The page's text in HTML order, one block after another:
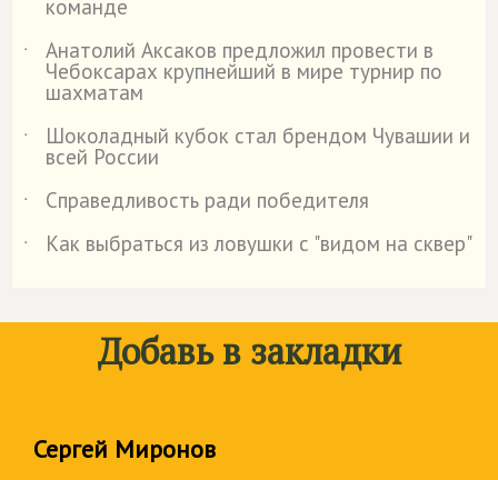
команде
˙
Анатолий Аксаков предложил провести в
Чебоксарах крупнейший в мире турнир по
шахматам
˙
Шоколадный кубок стал брендом Чувашии и
всей России
˙
Справедливость ради победителя
˙
Как выбраться из ловушки с "видом на сквер"
Добавь в закладки
Сергей Миронов